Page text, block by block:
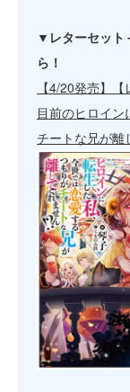
▼レターセット
ら！
【4/20発売】
目前のヒロイ
チートな兄が離